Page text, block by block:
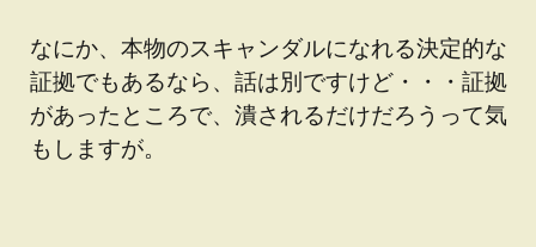
なにか、本物のスキャンダルになれる決定的な
証拠でもあるなら、話は別ですけど・・・証拠
があったところで、潰されるだけだろうって気
もしますが。